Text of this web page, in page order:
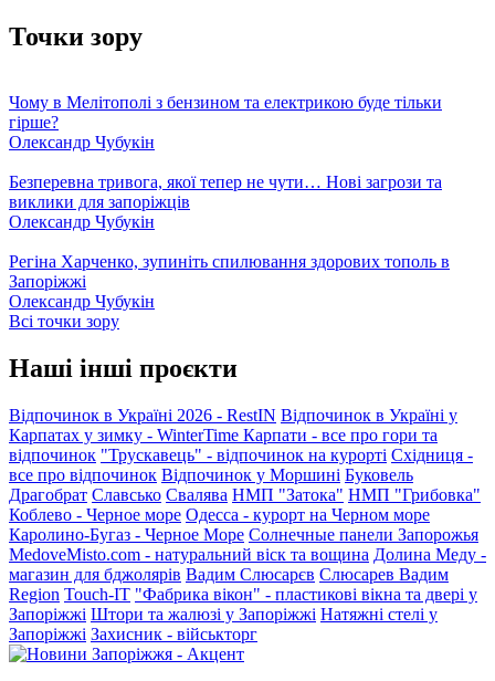
Точки зору
Чому в Мелітополі з бензином та електрикою буде тільки
гірше?
Олександр Чубукін
Безперевна тривога, якої тепер не чути… Нові загрози та
виклики для запоріжців
Олександр Чубукін
Регіна Харченко, зупиніть спилювання здорових тополь в
Запоріжжі
Олександр Чубукін
Всі точки зору
Наші інші проєкти
Відпочинок в Україні 2026 - RestIN Відпочинок в Україні у
Карпатах у зимку - WinterTime Карпати - все про гори та
відпочинок "Трускавець" - відпочинок на курорті Східниця -
все про відпочинок Відпочинок у Моршині Буковель
Драгобрат Славсько Свалява НМП "Затока" НМП "Грибовка"
Коблево - Черное море Одесса - курорт на Черном море
Каролино-Бугаз - Черное Море Солнечные панели Запорожья
MedoveMisto.com - натуральний віск та вощина Долина Меду -
магазин для бджолярів Вадим Слюсарєв Слюсарев Вадим
Region Touch-IT "Фабрика вікон" - пластикові вікна та двері у
Запоріжжі Штори та жалюзі у Запоріжжі Натяжні стелі у
Запоріжжі Захисник - військторг